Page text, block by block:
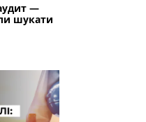
—
шукати